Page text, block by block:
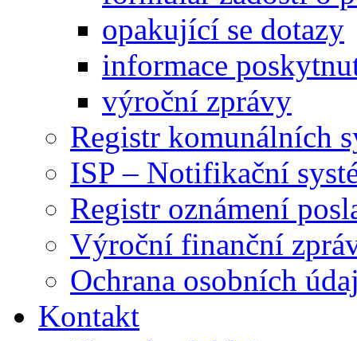
opakující se dotazy
informace
výroční zprávy
Registr komunálních
ISP – Notifikační
Registr oznámení
Výroční finanční
Ochrana osobních
Kontakt